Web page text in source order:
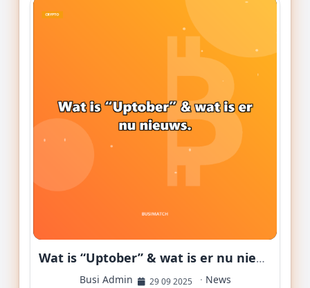
Wat is “Uptober” & wat is er nu nieuws.
Busi Admin 29 09 2025 · News